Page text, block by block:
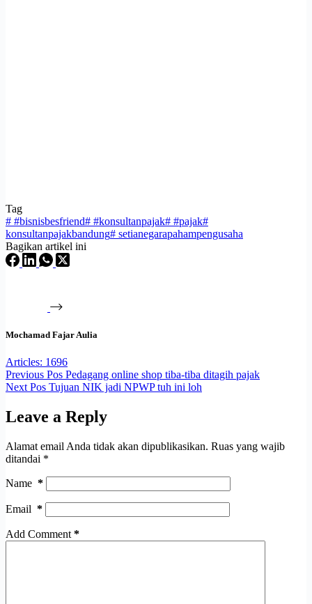
Tag
# #bisnisbesfriend# #konsultanpajak# #pajak#
konsultanpajakbandung# setianegarapahampengusaha
Bagikan artikel ini
Mochamad Fajar Aulia
Articles: 1696
Previous Pos Pedagang online shop tiba-tiba ditagih pajak
Next Pos Tujuan NIK jadi NPWP tuh ini loh
Leave a Reply
Alamat email Anda tidak akan dipublikasikan. Ruas yang wajib
ditandai *
Name *
Email *
Add Comment *